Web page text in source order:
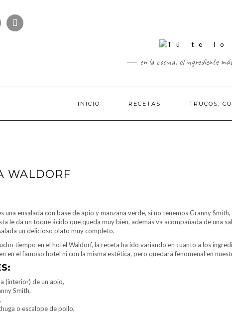
INSTAGRAM
en la cocina, el ingrediente
INICIO RECETAS TRUCOS,
WALDORF
una ensalada con base de apio y manzana verde, si no tenemos Granny
le da un toque ácido que queda muy bien, además va acompañada de una
un delicioso plato muy completo.
tiempo en el hotel Waldorf, la receta ha ido variando en cuanto a los
en el famoso hotel ni con la misma estética, pero quedará fenomenal en
(interior) de un apio,
Smith,
o escalope de pollo,